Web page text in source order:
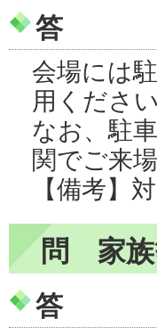
答
会場には
用ください
なお、駐
関でご来
【備考】
問 家族
答